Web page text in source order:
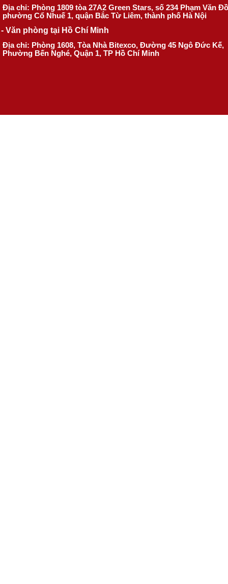
Địa chỉ: Phòng 1809 tòa 27A2 Green Stars, số 234 Phạm Văn
phường Cổ Nhuế 1, quận Bắc Từ Liêm, thành phố Hà Nội
- Văn phòng tại Hồ Chí Minh
Địa chỉ: Phòng 1608, Tòa Nhà Bitexco, Đường 45 Ngô Đức Kế,
Phường Bến Nghé, Quận 1, TP Hồ Chí Minh